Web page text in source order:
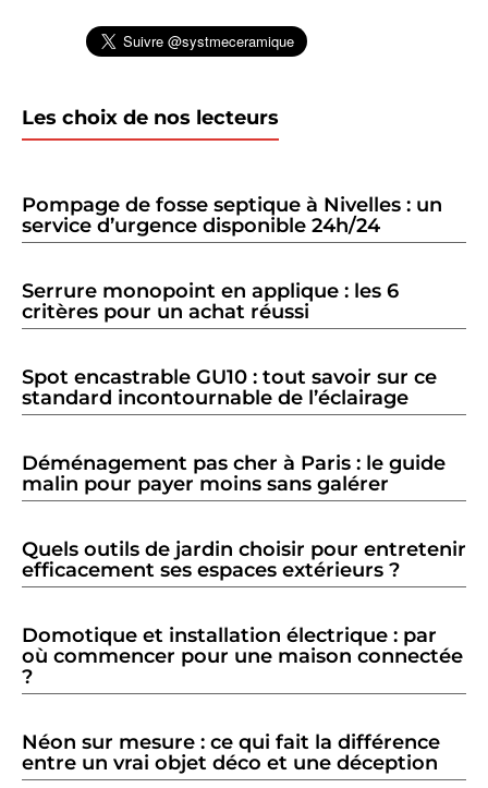
Les choix de nos lecteurs
Pompage de fosse septique à Nivelles : un
service d’urgence disponible 24h/24
Serrure monopoint en applique : les 6
critères pour un achat réussi
Spot encastrable GU10 : tout savoir sur ce
standard incontournable de l’éclairage
Déménagement pas cher à Paris : le guide
malin pour payer moins sans galérer
Quels outils de jardin choisir pour entretenir
efficacement ses espaces extérieurs ?
Domotique et installation électrique : par
où commencer pour une maison connectée
?
Néon sur mesure : ce qui fait la différence
entre un vrai objet déco et une déception